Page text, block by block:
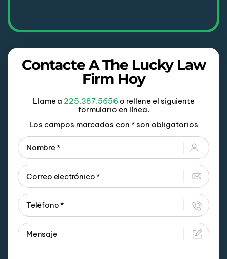
Contacte A The Lucky Law
Firm Hoy
Llame a 225.387.5656 o rellene el siguiente
formulario en línea.
Los campos marcados con * son obligatorios